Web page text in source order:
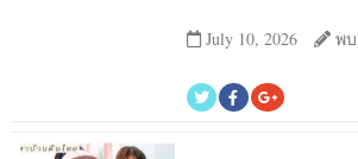
July 10, 2026 พบ